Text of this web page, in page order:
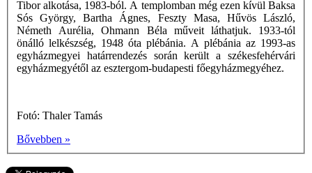
Tibor alkotása, 1983-ból. A templomban még ezen kívül Baksa
Sós György, Bartha Ágnes, Feszty Masa, Hűvös László,
Németh Aurélia, Ohmann Béla műveit láthatjuk. 1933-tól
önálló lelkészség, 1948 óta plébánia. A plébánia az 1993-as
egyházmegyei határrendezés során került a székesfehérvári
egyházmegyétől az esztergom-budapesti főegyházmegyéhez.
Fotó: Thaler Tamás
Bővebben »